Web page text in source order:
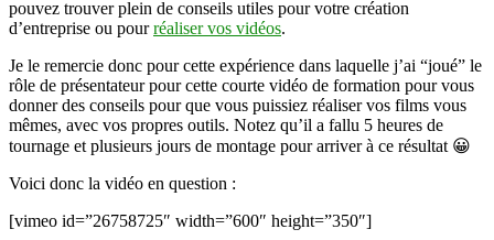
pouvez trouver plein de conseils utiles pour votre création
d’entreprise ou pourréaliser vos vidéos.
Je le remercie donc pour cette expérience dans laquelle j’ai “joué” le
rôle de présentateur pour cette courte vidéo de formation pour vous
donner des conseils pour que vous puissiez réaliser vos films vous
mêmes, avec vos propres outils. Notez qu’il a fallu 5 heures de
tournage et plusieurs jours de montage pour arriver à ce résultat 😀
Voici donc la vidéo en question :
[vimeo id=”26758725″ width=”600″ height=”350″]